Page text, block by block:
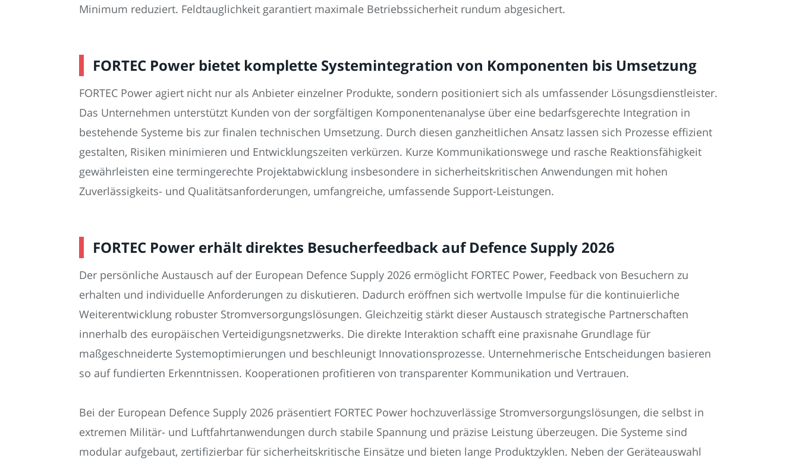
Minimum reduziert. Feldtauglichkeit garantiert maximale Betriebssicherheit rundum abgesichert.
FORTEC Power bietet komplette Systemintegration von Komponenten bis Umsetzung
FORTEC Power agiert nicht nur als Anbieter einzelner Produkte, sondern positioniert sich als umfassender Lösungsdienstleister.
Das Unternehmen unterstützt Kunden von der sorgfältigen Komponentenanalyse über eine bedarfsgerechte Integration in
bestehende Systeme bis zur finalen technischen Umsetzung. Durch diesen ganzheitlichen Ansatz lassen sich Prozesse effizient
gestalten, Risiken minimieren und Entwicklungszeiten verkürzen. Kurze Kommunikationswege und rasche Reaktionsfähigkeit
gewährleisten eine termingerechte Projektabwicklung insbesondere in sicherheitskritischen Anwendungen mit hohen
Zuverlässigkeits- und Qualitätsanforderungen, umfangreiche, umfassende Support-Leistungen.
FORTEC Power erhält direktes Besucherfeedback auf Defence Supply 2026
Der persönliche Austausch auf der European Defence Supply 2026 ermöglicht FORTEC Power, Feedback von Besuchern zu
erhalten und individuelle Anforderungen zu diskutieren. Dadurch eröffnen sich wertvolle Impulse für die kontinuierliche
Weiterentwicklung robuster Stromversorgungslösungen. Gleichzeitig stärkt dieser Austausch strategische Partnerschaften
innerhalb des europäischen Verteidigungsnetzwerks. Die direkte Interaktion schafft eine praxisnahe Grundlage für
maßgeschneiderte Systemoptimierungen und beschleunigt Innovationsprozesse. Unternehmerische Entscheidungen basieren
so auf fundierten Erkenntnissen. Kooperationen profitieren von transparenter Kommunikation und Vertrauen.
Bei der European Defence Supply 2026 präsentiert FORTEC Power hochzuverlässige Stromversorgungslösungen, die selbst in
extremen Militär- und Luftfahrtanwendungen durch stabile Spannung und präzise Leistung überzeugen. Die Systeme sind
modular aufgebaut, zertifizierbar für sicherheitskritische Einsätze und bieten lange Produktzyklen. Neben der Geräteauswahl